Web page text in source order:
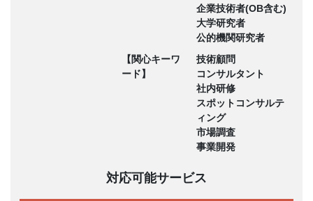
企業技術者(OB含む)
大学研究者
公的機関研究者
【関心キーワ
ード】
技術顧問
コンサルタント
社内研修
スポットコンサルテ
ィング
市場調査
事業開発
対応可能サービス